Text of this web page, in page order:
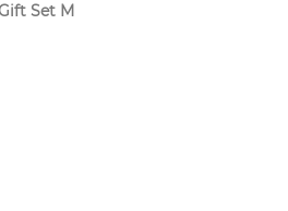
Set M